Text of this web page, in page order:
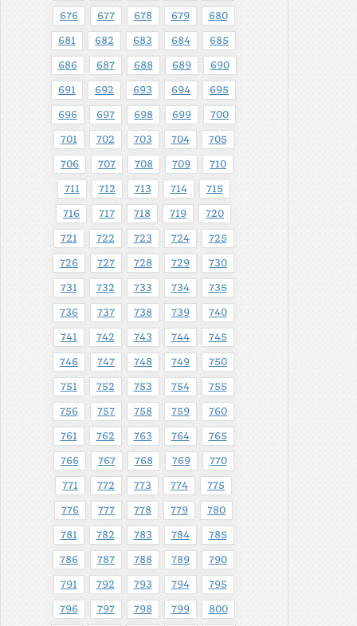
676 677 678 679 680
681 682 683 684 685
686 687 688 689 690
691 692 693 694 695
696 697 698 699 700
701 702 703 704 705
706 707 708 709 710
711 712 713 714 715
716 717 718 719 720
721 722 723 724 725
726 727 728 729 730
731 732 733 734 735
736 737 738 739 740
741 742 743 744 745
746 747 748 749 750
751 752 753 754 755
756 757 758 759 760
761 762 763 764 765
766 767 768 769 770
771 772 773 774 775
776 777 778 779 780
781 782 783 784 785
786 787 788 789 790
791 792 793 794 795
796 797 798 799 800